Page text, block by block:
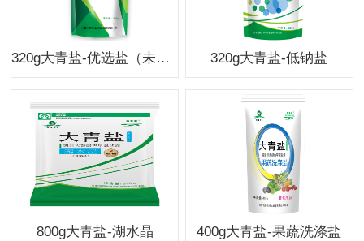
320g大青盐-优选盐（未加碘） 320g大青盐-低钠盐
800g大青盐-湖水晶 ​400g大青盐-果蔬洗涤盐